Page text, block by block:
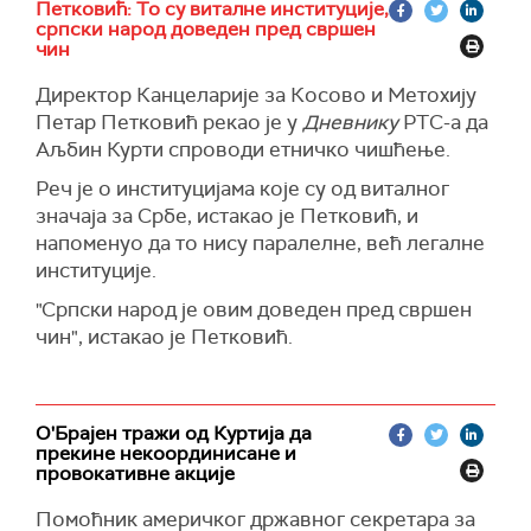
или посету немачког канцелара и многих
других), све очајнији и изолованији
прибегава насиљу и дестабилизацији да би
привукао пажњу на себе као онога који квари
регионалне и глобалне односе", написао је
шеф српске дипломатије на платформи Икс.
Ђурић је навео да би "детињасте нападе беса"
Куртијевог режима требало казнити, а не
удовољавати им.
"Једностране акције на северу Косова*
претња су стабилности и требало би их
послова.
— Марко Ђурић (@markodjuric)August 31, 2024
Петковић: То су виталне институције,
српски народ доведен пред свршен
чин
Директор Канцеларије за Косово и Метохију
Петар Петковић рекао је уДневникуРТС-а да
Аљбин Курти спроводи етничко чишћење.
Реч је о институцијама које су од виталног
значаја за Србе, истакао је Петковић, и
напоменуо да то нису паралелне, већ легалне
институције.
"Српски народ је овим доведен пред свршен
чин", истакао је Петковић.
О'Брајен тражи од Куртија да
прекине некоординисане и
провокативне акције
Помоћник америчког државног секретара за